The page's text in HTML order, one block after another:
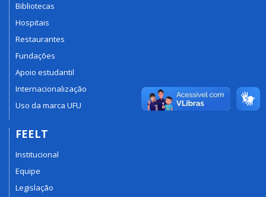
Bibliotecas
Hospitais
Restaurantes
Fundações
Apoio estudantil
Internacionalização
Uso da marca UFU
FEELT
Institucional
Equipe
Legislação